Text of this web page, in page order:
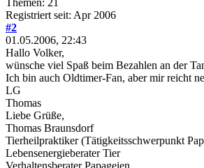
Themen: 21
Registriert seit: Apr 2006
#2
01.05.2006, 22:43
Hallo Volker,
wünsche viel Spaß beim Bezahlen an der
Ich bin auch Oldtimer-Fan, aber mir reicht
LG
Thomas
Liebe Grüße,
Thomas Braunsdorf
Tierheilpraktiker (Tätigkeitsschwerpunkt
Lebensenergieberater Tier